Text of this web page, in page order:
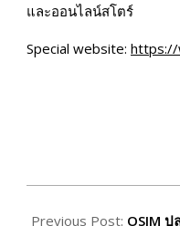
และออนไลน์สโตร์
Special website: https://
09-
Previous Post: OSIM